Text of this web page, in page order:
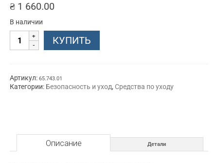
₴ 1 660.00
В наличии
Количество
товара
Cредство
Teak
Two,
КУПИТЬ
Артикул: 65.743.01
Категории: Безопасность и уход, Средства по уходу
Описание Детали